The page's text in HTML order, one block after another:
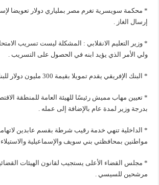
* محكمة سويسرية تغرم مصر بملياري دولار تعويضا
إرسال الغاز .
* وزير التعليم الانقلابي : المشكلة ليست تسريب
ولي الأمر الذي يؤيد ابنه في الحصول على التسريب .
* البنك الإفريقي يقدم تمويلا بقيمة 300 مليون دولار للبنك الأهلي المصري .
* تعيين مهاب مميش رئيسًا للهيئة العامة للمنطقة
بدرجة وزير لمدة عام بالإضافة إلى عمله .
* الداخلية تنهي خدمة رقيب شرطة بقسم عابدين
مواطنين بمحافظتي بني سويف والإسماعيلية والاستيلاء على 670
مرشحين للسيسي .